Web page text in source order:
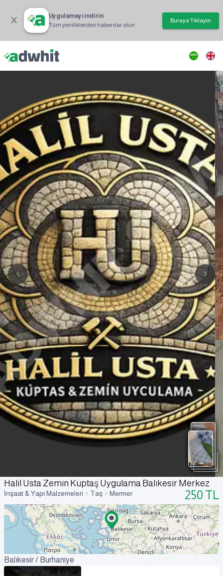
Uygulamayı indirin
Tüm yeniliklerden haberdar olun
Buraya Tıklayın
Halil Usta Zemin Küptaş Uygulama Balıkesir Merkez
İnşaat & Yapı Malzemeleri Taş Mermer 250 TL
Balıkesir / Burhaniye